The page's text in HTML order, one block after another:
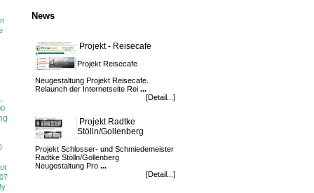
News
Projekt - Reisecafe
Projekt Reisecafe
Neugestaltung Projekt Reisecafe.
Relaunch der Internetseite Rei ...
[Detail...]
Projekt Radtke
Stölln/Gollenberg
Projekt Schlosser- und Schmiedemeister
Radtke Stölln/Gollenberg
Neugestaltung Pro ...
[Detail...]